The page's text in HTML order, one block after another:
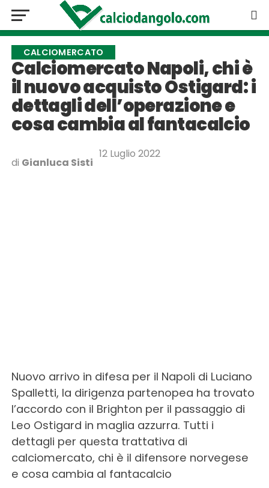
CALCIOMERCATO
Calciomercato Napoli, chi è
il nuovo acquisto Ostigard: i
dettagli dell’operazione e
cosa cambia al fantacalcio
di Gianluca Sisti
12 Luglio 2022
Nuovo arrivo in difesa per il Napoli di Luciano
Spalletti, la dirigenza partenopea ha trovato
l’accordo con il Brighton per il passaggio di
Leo Ostigard in maglia azzurra. Tutti i
dettagli per questa trattativa di
calciomercato, chi è il difensore norvegese
e cosa cambia al fantacalcio